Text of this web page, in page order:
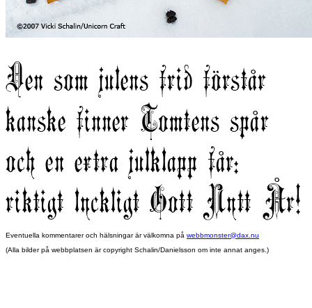
Eventuella kommentarer och hälsningar är välkomna på webbmonster@dax.nu
(Alla bilder på webbplatsen är copyright Schalin/Danielsson om inte annat anges.)